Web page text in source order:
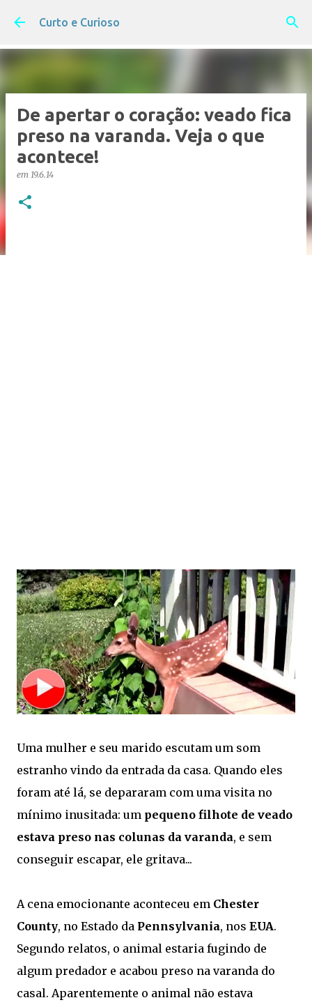
Pular para o conteúdo principal
Curto e Curioso
De apertar o coração: veado fica
preso na varanda. Veja o que
acontece!
em 19.6.14
Uma mulher e seu marido escutam um som
estranho vindo da entrada da casa. Quando eles
foram até lá, se depararam com uma visita no
mínimo inusitada: um pequeno filhote de veado
estava preso nas colunas da varanda, e sem
conseguir escapar, ele gritava...
A cena emocionante aconteceu em Chester
County, no Estado da Pennsylvania, nos EUA.
Segundo relatos, o animal estaria fugindo de
algum predador e acabou preso na varanda do
casal. Aparentemente o animal não estava